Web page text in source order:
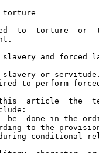
torture
to  torture  or
slavery and forced
slavery or
to perform
article  the
be  done in the
to the
conditional